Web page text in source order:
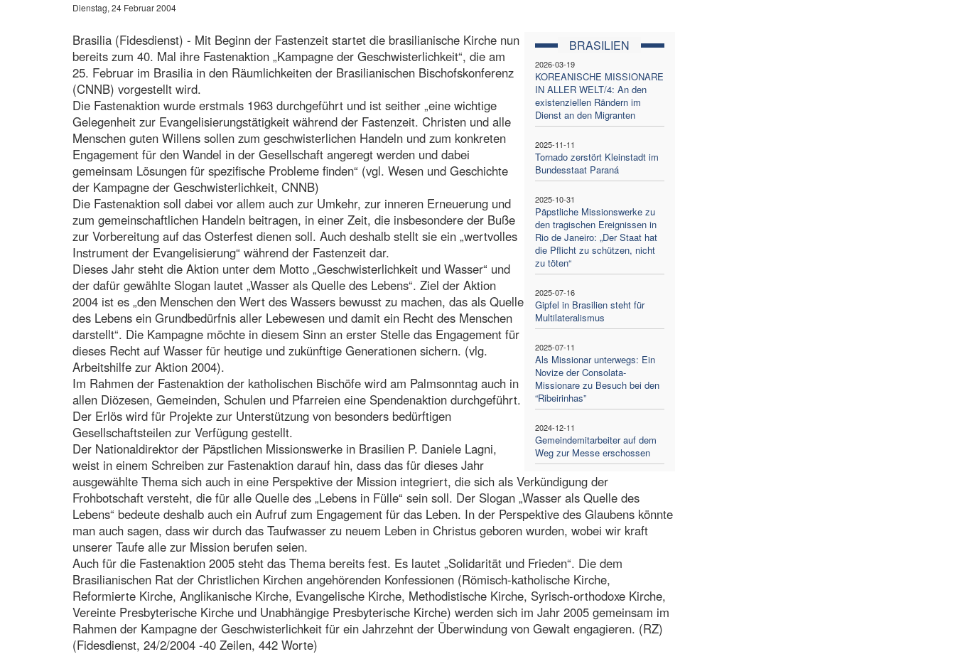
Dienstag, 24 Februar 2004
BRASILIEN
2026-03-19
KOREANISCHE MISSIONARE
IN ALLER WELT/4: An den
existenziellen Rändern im
Dienst an den Migranten
2025-11-11
Tornado zerstört Kleinstadt im
Bundesstaat Paraná
2025-10-31
Päpstliche Missionswerke zu
den tragischen Ereignissen in
Rio de Janeiro: „Der Staat hat
die Pflicht zu schützen, nicht
zu töten“
2025-07-16
Gipfel in Brasilien steht für
Multilateralismus
2025-07-11
Als Missionar unterwegs: Ein
Novize der Consolata-
Missionare zu Besuch bei den
“Ribeirinhas”
2024-12-11
Gemeindemitarbeiter auf dem
Weg zur Messe erschossen
Brasilia (Fidesdienst) - Mit Beginn der Fastenzeit startet die brasilianische Kirche nun
bereits zum 40. Mal ihre Fastenaktion „Kampagne der Geschwisterlichkeit“, die am
25. Februar im Brasilia in den Räumlichkeiten der Brasilianischen Bischofskonferenz
(CNNB) vorgestellt wird.
Die Fastenaktion wurde erstmals 1963 durchgeführt und ist seither „eine wichtige
Gelegenheit zur Evangelisierungstätigkeit während der Fastenzeit. Christen und alle
Menschen guten Willens sollen zum geschwisterlichen Handeln und zum konkreten
Engagement für den Wandel in der Gesellschaft angeregt werden und dabei
gemeinsam Lösungen für spezifische Probleme finden“ (vgl. Wesen und Geschichte
der Kampagne der Geschwisterlichkeit, CNNB)
Die Fastenaktion soll dabei vor allem auch zur Umkehr, zur inneren Erneuerung und
zum gemeinschaftlichen Handeln beitragen, in einer Zeit, die insbesondere der Buße
zur Vorbereitung auf das Osterfest dienen soll. Auch deshalb stellt sie ein „wertvolles
Instrument der Evangelisierung“ während der Fastenzeit dar.
Dieses Jahr steht die Aktion unter dem Motto „Geschwisterlichkeit und Wasser“ und
der dafür gewählte Slogan lautet „Wasser als Quelle des Lebens“. Ziel der Aktion
2004 ist es „den Menschen den Wert des Wassers bewusst zu machen, das als Quelle
des Lebens ein Grundbedürfnis aller Lebewesen und damit ein Recht des Menschen
darstellt“. Die Kampagne möchte in diesem Sinn an erster Stelle das Engagement für
dieses Recht auf Wasser für heutige und zukünftige Generationen sichern. (vlg.
Arbeitshilfe zur Aktion 2004).
Im Rahmen der Fastenaktion der katholischen Bischöfe wird am Palmsonntag auch in
allen Diözesen, Gemeinden, Schulen und Pfarreien eine Spendenaktion durchgeführt.
Der Erlös wird für Projekte zur Unterstützung von besonders bedürftigen
Gesellschaftsteilen zur Verfügung gestellt.
Der Nationaldirektor der Päpstlichen Missionswerke in Brasilien P. Daniele Lagni,
weist in einem Schreiben zur Fastenaktion darauf hin, dass das für dieses Jahr
ausgewählte Thema sich auch in eine Perspektive der Mission integriert, die sich als Verkündigung der
Frohbotschaft versteht, die für alle Quelle des „Lebens in Fülle“ sein soll. Der Slogan „Wasser als Quelle des
Lebens“ bedeute deshalb auch ein Aufruf zum Engagement für das Leben. In der Perspektive des Glaubens könnte
man auch sagen, dass wir durch das Taufwasser zu neuem Leben in Christus geboren wurden, wobei wir kraft
unserer Taufe alle zur Mission berufen seien.
Auch für die Fastenaktion 2005 steht das Thema bereits fest. Es lautet „Solidarität und Frieden“. Die dem
Brasilianischen Rat der Christlichen Kirchen angehörenden Konfessionen (Römisch-katholische Kirche,
Reformierte Kirche, Anglikanische Kirche, Evangelische Kirche, Methodistische Kirche, Syrisch-orthodoxe Kirche,
Vereinte Presbyterische Kirche und Unabhängige Presbyterische Kirche) werden sich im Jahr 2005 gemeinsam im
Rahmen der Kampagne der Geschwisterlichkeit für ein Jahrzehnt der Überwindung von Gewalt engagieren. (RZ)
(Fidesdienst, 24/2/2004 -40 Zeilen, 442 Worte)